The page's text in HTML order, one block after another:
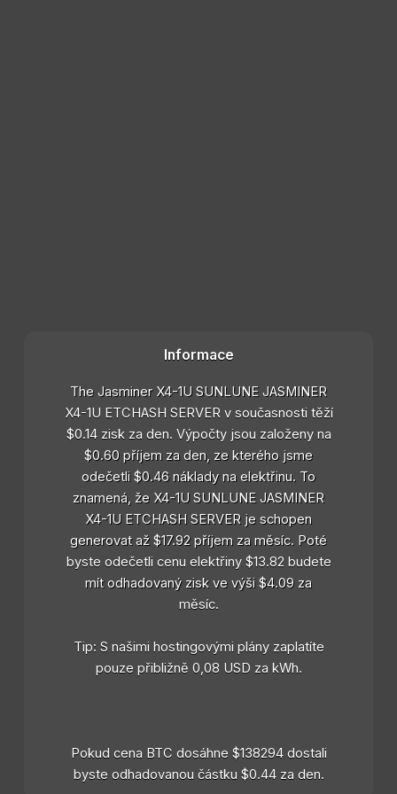
Informace
The Jasminer X4-1U SUNLUNE JASMINER
X4-1U ETCHASH SERVER v současnosti těží
$0.14 zisk za den. Výpočty jsou založeny na
$0.60 příjem za den, ze kterého jsme
odečetli $0.46 náklady na elektřinu. To
znamená, že X4-1U SUNLUNE JASMINER
X4-1U ETCHASH SERVER je schopen
generovat až $17.92 příjem za měsíc. Poté
byste odečetli cenu elektřiny $13.82 budete
mít odhadovaný zisk ve výši $4.09 za
měsíc.
Tip: S našimi hostingovými plány zaplatíte
pouze přibližně 0,08 USD za kWh.
Pokud cena BTC dosáhne $138294 dostali
byste odhadovanou částku $0.44 za den.